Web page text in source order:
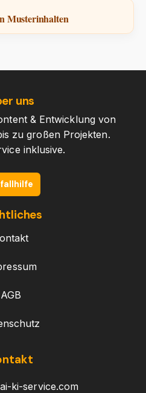
Musterinhalten
uns
& Entwicklung von
zu großen Projekten.
inklusive.
AGB
ki-service.com